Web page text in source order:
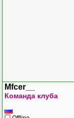
Mfcer__
Команда клуба